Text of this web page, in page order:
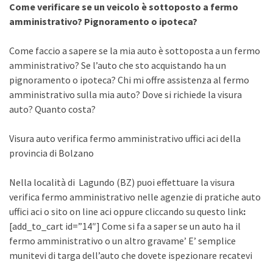
Come verificare se un veicolo è sottoposto a fermo
amministrativo? Pignoramento o ipoteca?
Come faccio a sapere se la mia auto è sottoposta a un fermo
amministrativo? Se l’auto che sto acquistando ha un
pignoramento o ipoteca? Chi mi offre assistenza al fermo
amministrativo sulla mia auto? Dove si richiede la visura
auto? Quanto costa?
Visura auto verifica fermo amministrativo uffici aci della
provincia di Bolzano
Nella località di Lagundo (BZ) puoi effettuare la visura
verifica fermo amministrativo nelle agenzie di pratiche auto
uffici aci o sito on line aci oppure cliccando su questo link:
[add_to_cart id=”14″] Come si fa a saper se un auto ha il
fermo amministrativo o un altro gravame’ E’ semplice
munitevi di targa dell’auto che dovete ispezionare recatevi